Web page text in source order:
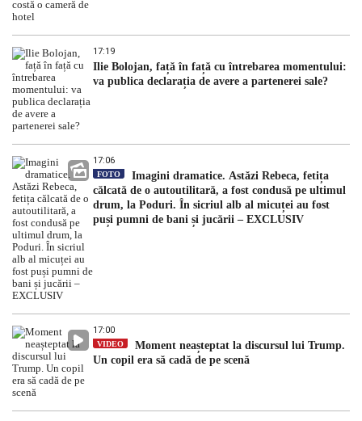
17:19
Ilie Bolojan, față în față cu întrebarea momentului:
va publica declarația de avere a partenerei sale?
17:06
FOTO
Imagini dramatice. Astăzi Rebeca, fetița
călcată de o autoutilitară, a fost condusă pe ultimul
drum, la Poduri. În sicriul alb al micuței au fost
puși pumni de bani și jucării – EXCLUSIV
17:00
VIDEO
Moment neașteptat la discursul lui Trump.
Un copil era să cadă de pe scenă